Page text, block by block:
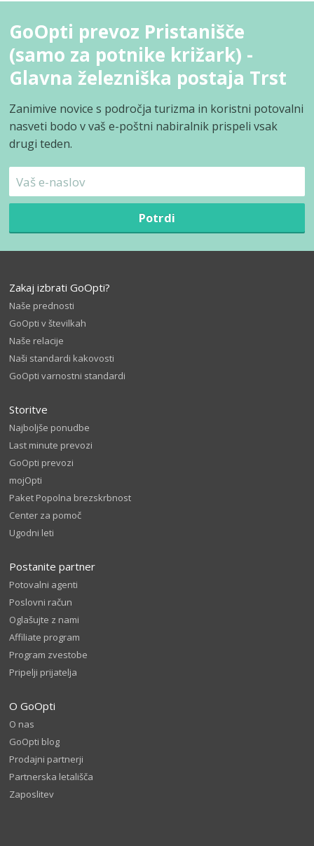
GoOpti prevoz Pristanišče
(samo za potnike križark) -
Glavna železniška postaja Trst
Zanimive novice s področja turizma in koristni potovalni
nasveti bodo v vaš e-poštni nabiralnik prispeli vsak
drugi teden.
Potrdi
Zakaj izbrati GoOpti?
Naše prednosti
GoOpti v številkah
Naše relacije
Naši standardi kakovosti
GoOpti varnostni standardi
Storitve
Najboljše ponudbe
Last minute prevozi
GoOpti prevozi
mojOpti
Paket Popolna brezskrbnost
Center za pomoč
Ugodni leti
Postanite partner
Potovalni agenti
Poslovni račun
Oglašujte z nami
Affiliate program
Program zvestobe
Pripelji prijatelja
O GoOpti
O nas
GoOpti blog
Prodajni partnerji
Partnerska letališča
Zaposlitev